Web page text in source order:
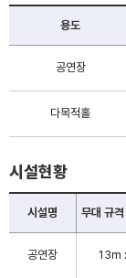
용도
공연장
다목적홀
시설현황
시설명 무대 규
공연장 13m